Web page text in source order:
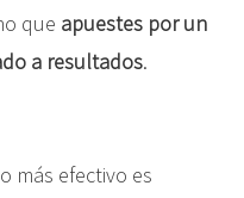
que apuestes por un
a resultados.
más efectivo es